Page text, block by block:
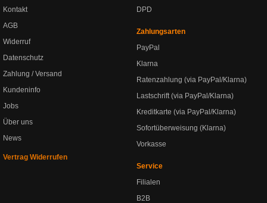
Kontakt
AGB
Widerruf
Datenschutz
Zahlung / Versand
Kundeninfo
Jobs
Über uns
News
Vertrag Widerrufen
DPD
Zahlungsarten
PayPal
Klarna
Ratenzahlung (via PayPal/Klarna)
Lastschrift (via PayPal/Klarna)
Kreditkarte (via PayPal/Klarna)
Sofortüberweisung (Klarna)
Vorkasse
Service
Filialen
B2B